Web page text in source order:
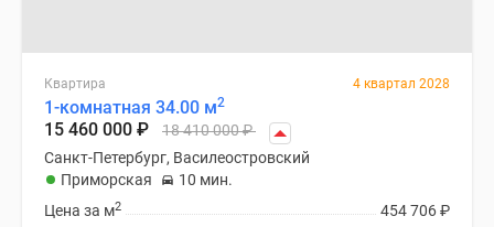
Квартира 4 квартал 2028
1-комнатная 34.00 м2
15 460 000 ₽ 18 410 000₽
Санкт-Петербург, Василеостровский
Приморская
10 мин.
454 706₽
Цена за м2